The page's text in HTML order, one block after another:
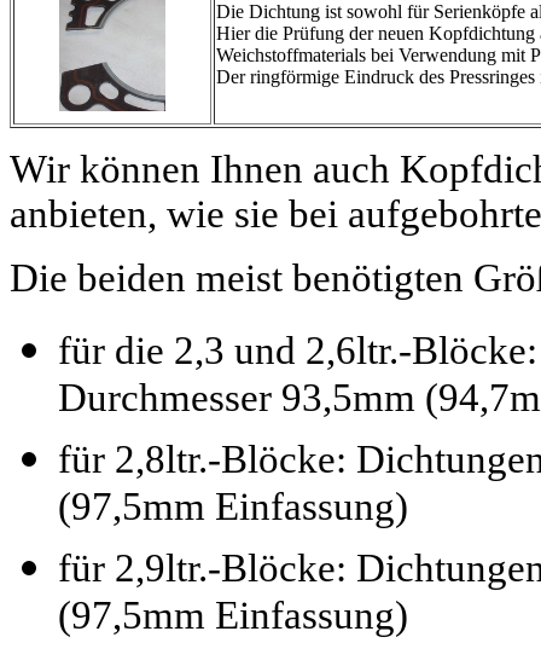
Die Dichtung ist sowohl für Serienköpfe
Hier die Prüfung der neuen
Weichstoffmaterials bei Verwendung mit
Der ringförmige Eindruck des
Wir können Ihnen auch
anbieten, wie sie bei
Die beiden meist benötigten
für die 2,3 und 2,6ltr.-
Durchmesser 93,5mm
für 2,8ltr.-Blöcke:
(97,5mm Einfassung)
für 2,9ltr.-Blöcke:
(97,5mm Einfassung)